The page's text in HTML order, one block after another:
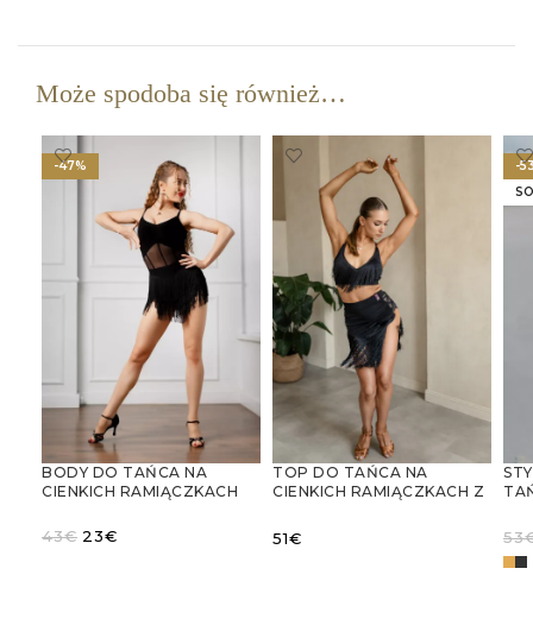
Może spodoba się również…
-47%
BODY DO TAŃCA NA
CIENKICH RAMIĄCZKACH
43€ Pierwotna
23€
TOP DO TAŃCA NA
CIENKICH RAMIĄCZKACH Z
51€
-
53